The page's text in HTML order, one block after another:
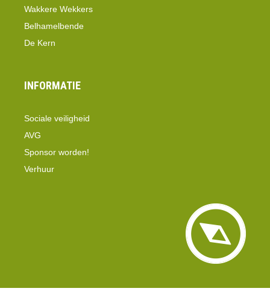
Wakkere Wekkers
Belhamelbende
De Kern
INFORMATIE
Sociale veiligheid
AVG
Sponsor worden!
Verhuur